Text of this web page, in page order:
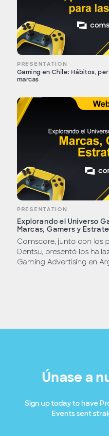
PRESENTATION
Gaming en Chile: Hábitos,
marcas
PRESENTATION
Explorando el Universo
Marcas, Gamers y
Comscore, junto con los
Dentsu, presentó los
Gaming Advertising en
Únase a
Sign up today to have
Events sent